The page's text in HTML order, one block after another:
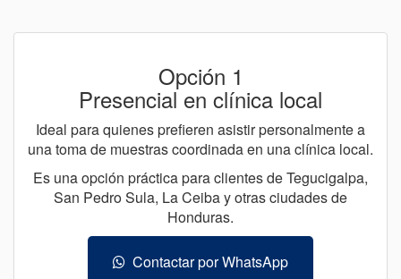
Opción 1
Presencial en clínica local
Ideal para quienes prefieren asistir personalmente a
una toma de muestras coordinada en una clínica local.
Es una opción práctica para clientes de Tegucigalpa,
San Pedro Sula, La Ceiba y otras ciudades de
Honduras.
Contactar por WhatsApp